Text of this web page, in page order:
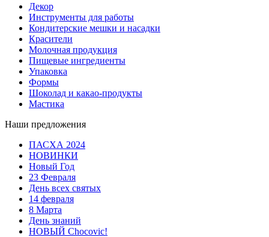
Декор
Инструменты для работы
Кондитерские мешки и насадки
Красители
Молочная продукция
Пищевые ингредиенты
Упаковка
Формы
Шоколад и какао-продукты
Мастика
Наши предложения
ПАСХА 2024
НОВИНКИ
Новый Год
23 Февраля
День всех святых
14 февраля
8 Марта
День знаний
НОВЫЙ Chocovic!